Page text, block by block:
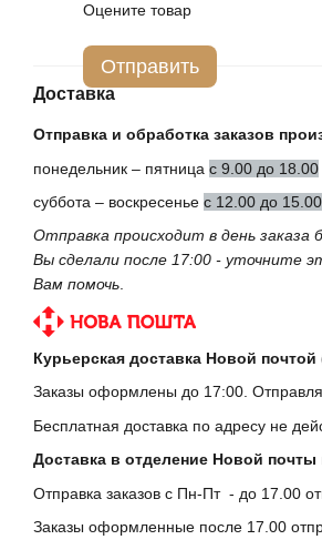
Оцените товар
Отправить
Доставка
Отправка и обработка заказов
понедельник – пятница с 9.00 до 18.00
суббота – воскресенье с 12.00 до 15.00
Отправка происходит в день заказа
Вы сделали после 17:00 - уточните
Вам помочь.
Курьерская доставка Новой
Заказы оформлены до 17:00.
Бесплатная доставка по адресу не
Доставка в отделение Новой
Отправка заказов с Пн-Пт - до 17.00
Заказы оформленные после 17.00